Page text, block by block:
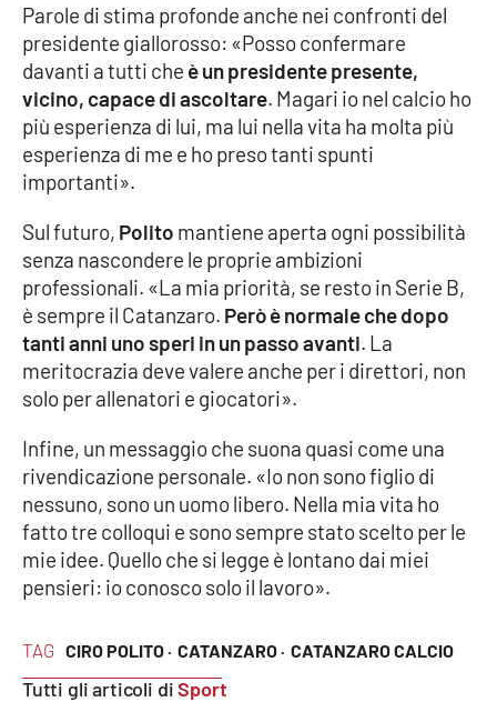
Storie
LAC
NETWORK
Lacplay.it
Lactv.it
Laconair.it
Lacitymag.it
Lacapitalenews.it
Ilreggino.it
Cosenzachannel.it
Ilvibonese.it
Catanzarochannel.it
TAG CIRO POLITO · CATANZARO · CATANZARO CALCIO
Tutti gli articoli diSport
Parole di stima profonde anche nei confronti del
presidente giallorosso: «Posso confermare
davanti a tutti che è un presidente presente,
vicino, capace di ascoltare. Magari io nel calcio ho
più esperienza di lui, ma lui nella vita ha molta più
esperienza di me e ho preso tanti spunti
importanti».
Sul futuro, Polito mantiene aperta ogni possibilità
senza nascondere le proprie ambizioni
professionali. «La mia priorità, se resto in Serie B,
è sempre il Catanzaro. Però è normale che dopo
tanti anni uno speri in un passo avanti. La
meritocrazia deve valere anche per i direttori, non
solo per allenatori e giocatori».
Infine, un messaggio che suona quasi come una
rivendicazione personale. «Io non sono figlio di
nessuno, sono un uomo libero. Nella mia vita ho
fatto tre colloqui e sono sempre stato scelto per le
mie idee. Quello che si legge è lontano dai miei
pensieri: io conosco solo il lavoro».